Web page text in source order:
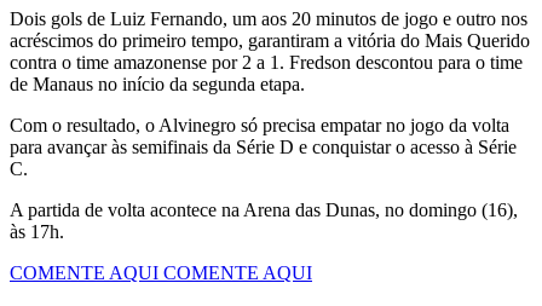
Dois gols de Luiz Fernando, um aos 20 minutos de jogo e outro nos
acréscimos do primeiro tempo, garantiram a vitória do Mais Querido
contra o time amazonense por 2 a 1. Fredson descontou para o time
de Manaus no início da segunda etapa.
Com o resultado, o Alvinegro só precisa empatar no jogo da volta
para avançar às semifinais da Série D e conquistar o acesso à Série
C.
A partida de volta acontece na Arena das Dunas, no domingo (16),
às 17h.
COMENTE AQUI COMENTE AQUI